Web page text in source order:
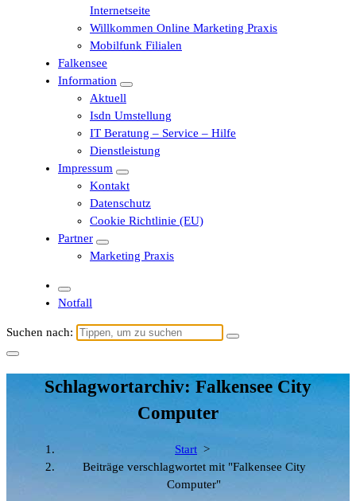
Internetseite
Willkommen Online Marketing Praxis
Mobilfunk Filialen
Falkensee
Information
Aktuell
Isdn Umstellung
IT Beratung – Service – Hilfe
Dienstleistung
Impressum
Kontakt
Datenschutz
Cookie Richtlinie (EU)
Partner
Marketing Praxis
Notfall
Suchen nach:
Schlagwortarchiv: Falkensee City
Computer
Start >
Beiträge verschlagwortet mit "Falkensee City
Computer"